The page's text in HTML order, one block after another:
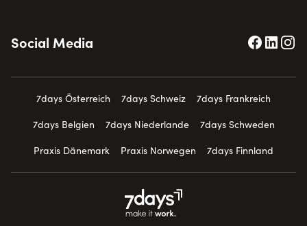
Social Media
7days Österreich 7days Schweiz
7days Frankreich
7days Belgien
7days Niederlande
7days Schweden
Praxis Dänemark
Praxis Norwegen 7days Finnland